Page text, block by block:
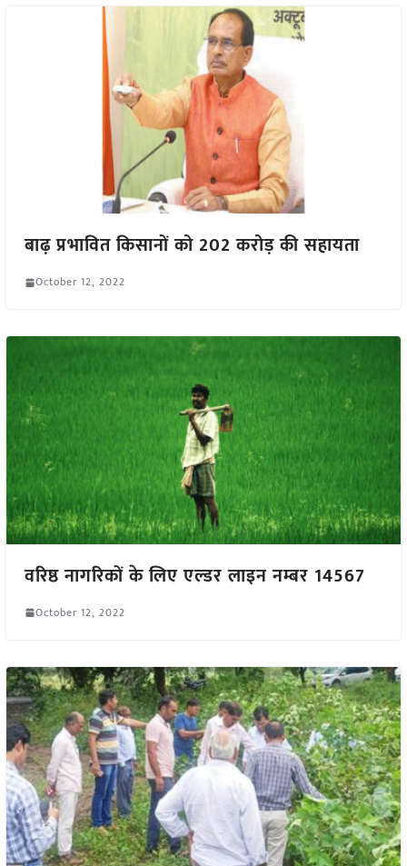
बाढ़ प्रभावित किसानों को 202 करोड़ की सहायता
October 12, 2022
वरिष्ठ नागरिकों के लिए एल्डर लाइन नम्बर 14567
October 12, 2022